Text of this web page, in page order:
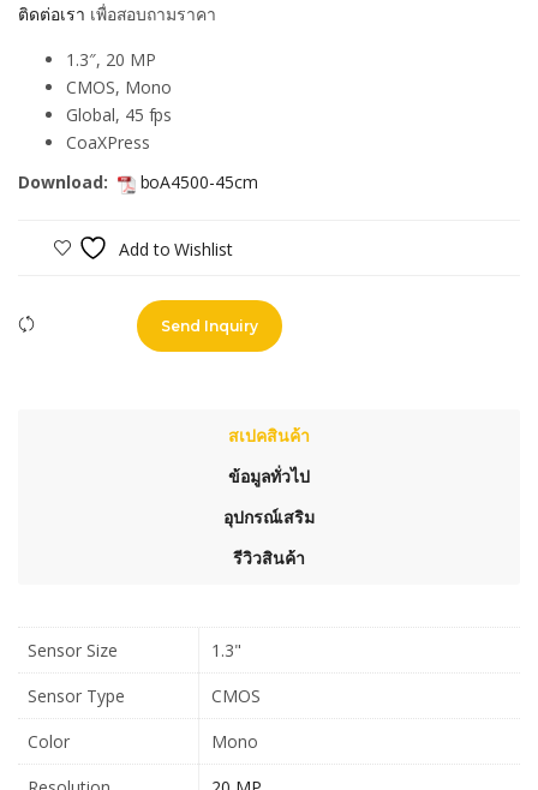
ติดต่อเรา เพื่อสอบถามราคา
1.3″, 20 MP
CMOS, Mono
Global, 45 fps
CoaXPress
Download:
boA4500-45cm
Add to Wishlist
Send Inquiry
สเปคสินค้า
ข้อมูลทั่วไป
อุปกรณ์เสริม
รีวิวสินค้า
Sensor Size
1.3"
Sensor Type
CMOS
Color
Mono